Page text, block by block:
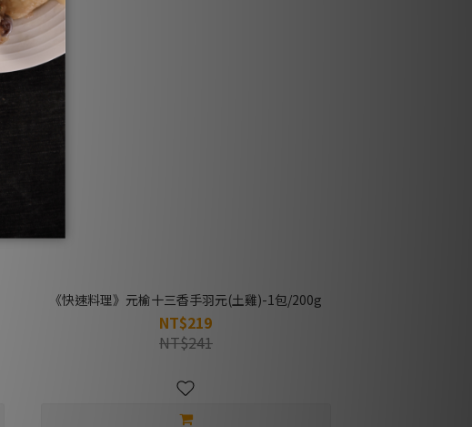
《快速料理》元榆十三香手羽元(土雞)-1包/200g
NT$219
NT$241